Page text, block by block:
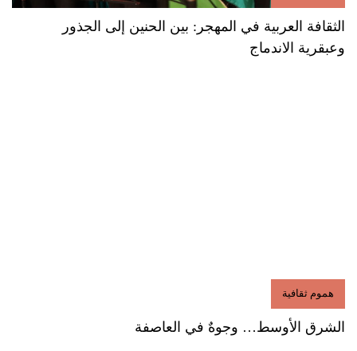
الثقافة العربية في المهجر: بين الحنين إلى الجذور
وعبقرية الاندماج
هموم ثقافية
الشرق الأوسط… وجوهٌ في العاصفة